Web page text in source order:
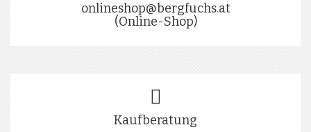
onlineshop@bergfuchs.at
(Online-Shop)
Kaufberatung